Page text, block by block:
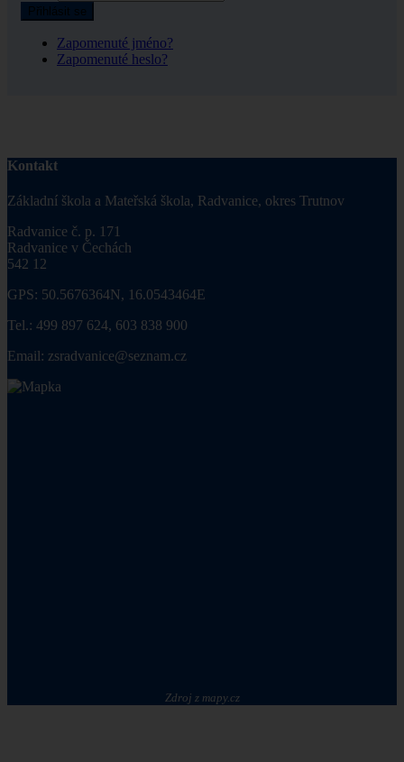
Přihlásit se
Zapomenuté jméno?
Zapomenuté heslo?
Kontakt
Základní škola a Mateřská škola, Radvanice, okres Trutnov
Radvanice č. p. 171
Radvanice v Čechách
542 12
GPS: 50.5676364N, 16.0543464E
Tel.: 499 897 624, 603 838 900
Email: zsradvanice@seznam.cz
Zdroj z mapy.cz